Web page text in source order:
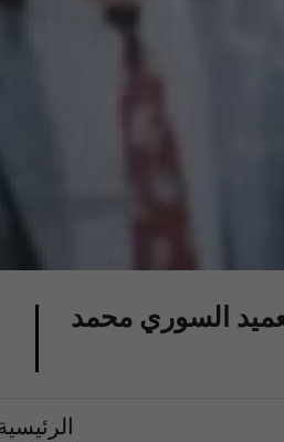
السوري محمد